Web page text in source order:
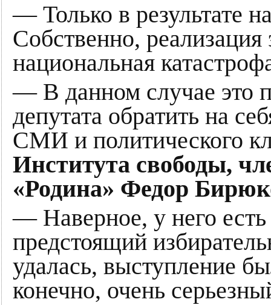
— Только в результате
Собственно, реализация
национальная
— В данном случае это
депутата обратить на
СМИ и политического
Института свободы,
«Родина» Федор
— Наверное, у него
предстоящий
удалась, выступление
конечно, очень